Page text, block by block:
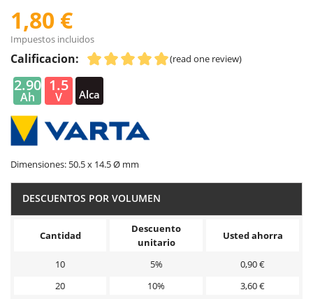
1,80 €
Impuestos incluidos
Calificacion: (read one review)
2.90
Ah
1.5
V
Alca
lina
Dimensiones: 50.5 x 14.5 Ø mm
DESCUENTOS POR VOLUMEN
Cantidad
Descuento
unitario
Usted ahorra
10 5%
0,90 €
20
10%
3,60 €